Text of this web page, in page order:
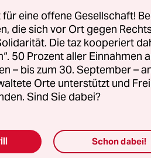
dem Roman „Alles,
auf der kleinen
Wie in der
hervor, macht sich als
ein, um die
eine offene Gesellschaft!
die sich vor Ort gegen
Die taz kooperiert
50 Prozent aller Einnahmen
– bis zum 30. September –
Orte unterstützt und
Sind Sie dabei?
Schon dabei!